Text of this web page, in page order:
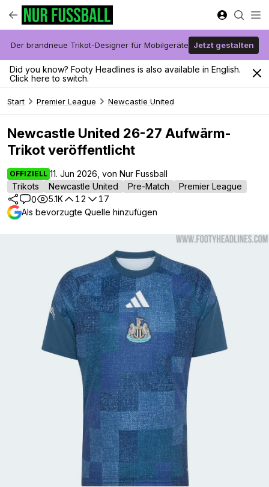
Der brandneue Trikot-Designer für Mobilgeräte Jetzt gestalten
Did you know? Footy Headlines is also available in English.
Click here to switch.
Start Premier League Newcastle United
Newcastle United 26-27 Aufwärm-
Trikot veröffentlicht
OFFIZIELL 11. Jun 2026, von Nur Fussball
Trikots
Newcastle United Pre-Match
Premier League
0
5.1K 12
17
Als bevorzugte Quelle hinzufügen